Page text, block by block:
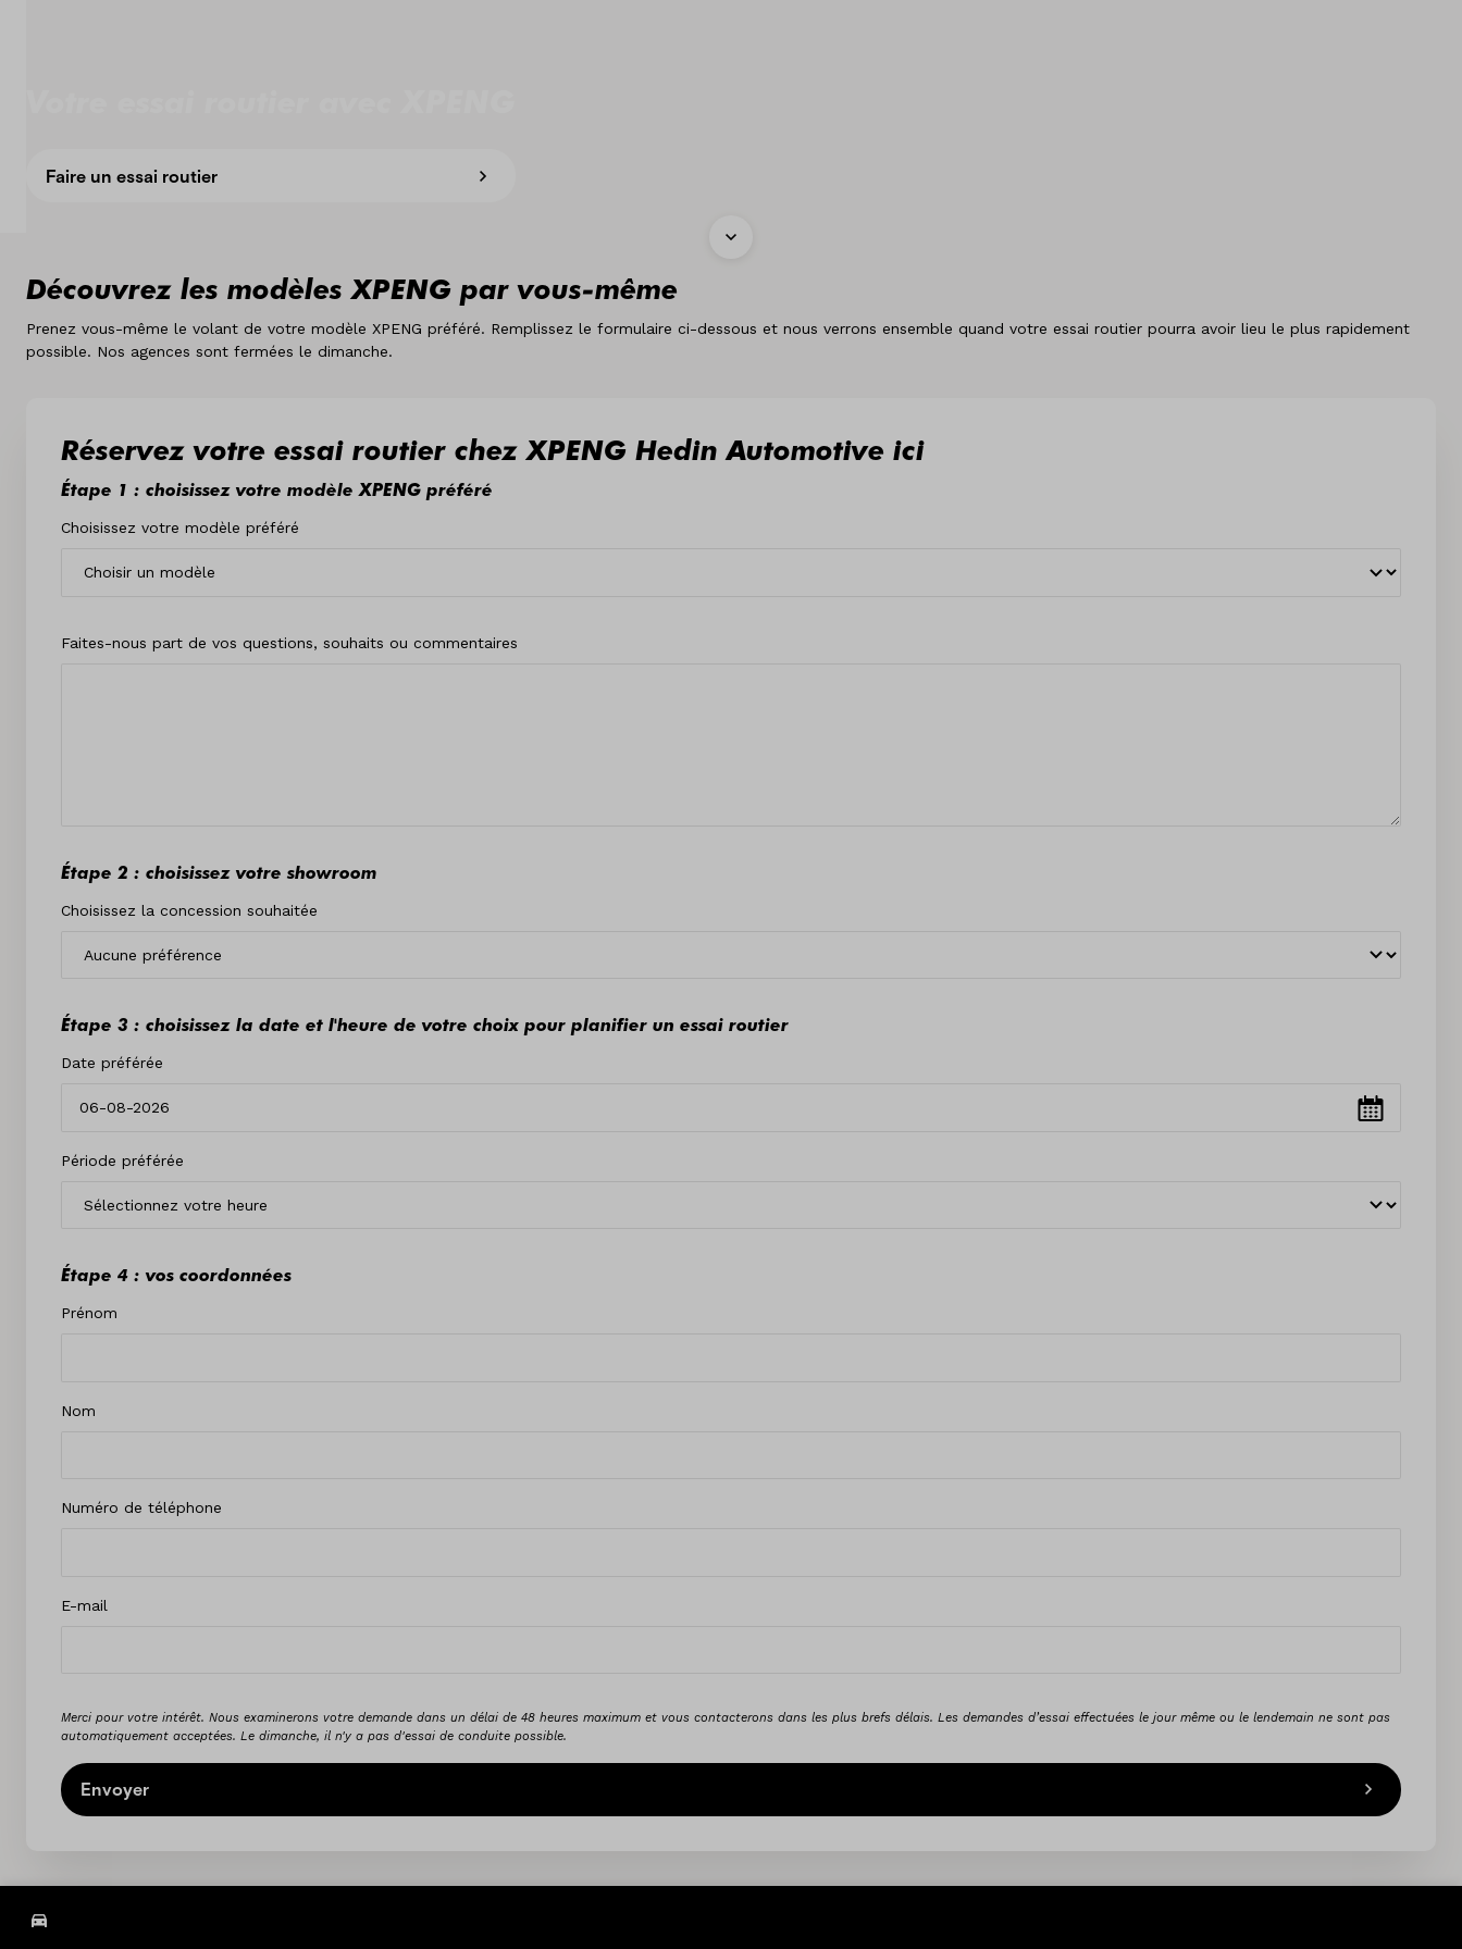
Langue
Faire un essai routier
Découvrez les modèles XPENG par vous-même
Prenez vous-même le volant de votre modèle XPENG préféré. Remplissez le formulaire ci-dessous et nous verrons ensemble quand votre essai routier pourra avoir lieu le plus rapidement
possible. Nos agences sont fermées le dimanche.
Réservez votre essai routier chez XPENG Hedin Automotive ici
Étape 1 : choisissez votre modèle XPENG préféré
Choisissez votre modèle préféré
Faites-nous part de vos questions, souhaits ou commentaires
Étape 2 : choisissez votre showroom
Choisissez la concession souhaitée
Étape 3 : choisissez la date et l'heure de votre choix pour planifier un essai routier
Date préférée
Période préférée
Étape 4 : vos coordonnées
Prénom
Nom
Numéro de téléphone
E-mail
Merci pour votre intérêt. Nous examinerons votre demande dans un délai de 48 heures maximum et vous contacterons dans les plus brefs délais. Les demandes d’essai effectuées le jour même ou le lendemain ne sont pas
automatiquement acceptées. Le dimanche, il n'y a pas d'essai de conduite possible.
Envoyer